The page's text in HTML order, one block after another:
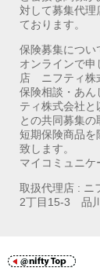
対して募集代理
ております。
保険募集につい
オンラインで
店 ニフティ株
保険相談・あん
ティ株式会社
との共同募集
短期保険商品
致します。
マイコミュニ
取扱代理店 :
2丁目15-3 品